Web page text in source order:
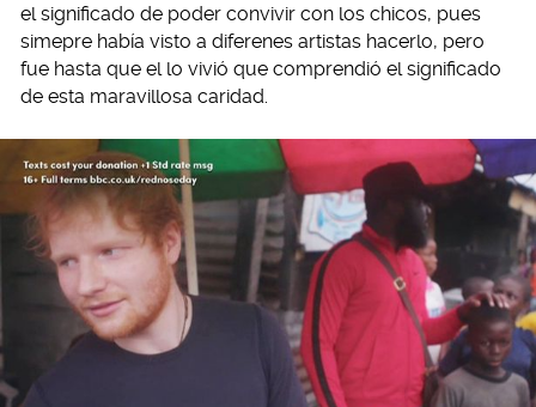
el significado de poder convivir con los chicos, pues
simepre había visto a diferenes artistas hacerlo, pero
fue hasta que el lo vivió que comprendió el significado
de esta maravillosa caridad.